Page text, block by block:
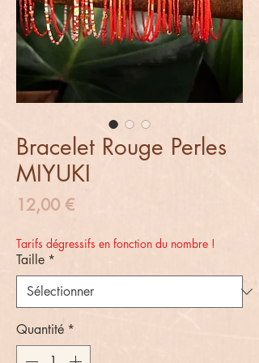
Bracelet Rouge Perles
MIYUKI
12,00 €Prix
Tarifs dégressifs en fonction du nombre !
Taille *
Quantité *